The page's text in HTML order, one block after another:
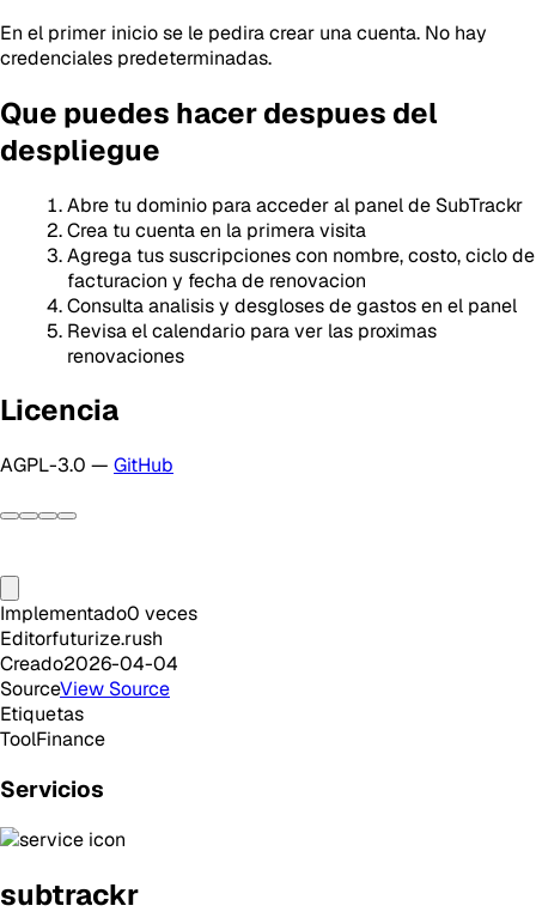
En el primer inicio se le pedira crear una cuenta. No hay
credenciales predeterminadas.
Que puedes hacer despues del
despliegue
Abre tu dominio para acceder al panel de SubTrackr
Crea tu cuenta en la primera visita
Agrega tus suscripciones con nombre, costo, ciclo de
facturacion y fecha de renovacion
Consulta analisis y desgloses de gastos en el panel
Revisa el calendario para ver las proximas
renovaciones
Licencia
AGPL-3.0 — GitHub
Implementado0 veces
Editorfuturize.rush
Creado2026-04-04
SourceView Source
Etiquetas
ToolFinance
Servicios
subtrackr